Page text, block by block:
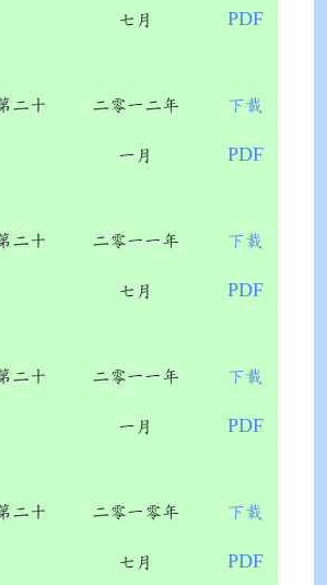
七月 PDF
二十 二零一二年
一月
下載
PDF
二十 二零一一年
七月
下載
PDF
二十 二零一一年
一月
下載
PDF
二十 二零一零年
七月
下載
PDF